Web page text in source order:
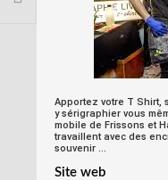
Apportez votre T Shirt,
y sérigraphier vous
mobile de Frissons et
travaillent avec des
souvenir …
Site web